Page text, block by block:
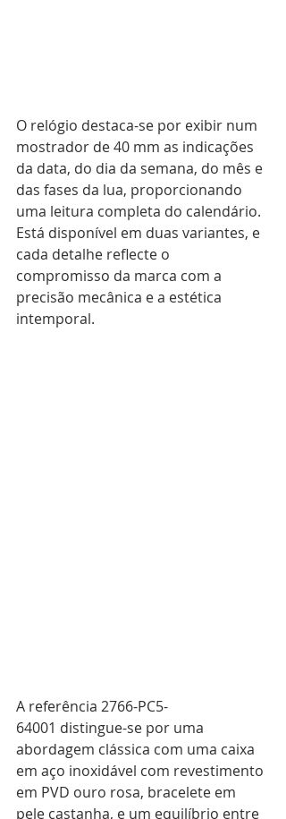
O relógio destaca-se por exibir num
mostrador de 40 mm as indicações
da data, do dia da semana, do mês e
das fases da lua, proporcionando
uma leitura completa do calendário.
Está disponível em duas variantes, e
cada detalhe reflecte o
compromisso da marca com a
precisão mecânica e a estética
intemporal.
A referência 2766-PC5-
64001 distingue-se por uma
abordagem clássica com uma caixa
em aço inoxidável com revestimento
em PVD ouro rosa, bracelete em
pele castanha, e um equilíbrio entre